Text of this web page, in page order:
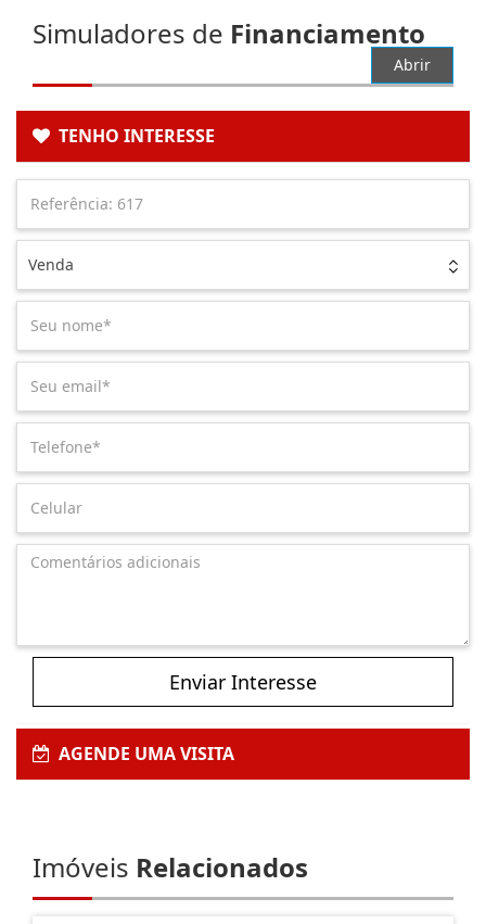
Simuladores de Financiamento
Abrir
TENHO INTERESSE
Venda
Enviar Interesse
AGENDE UMA VISITA
Imóveis Relacionados